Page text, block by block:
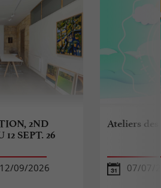
2ND
SEPT. 26
09/2026
Ateliers des
07/07/